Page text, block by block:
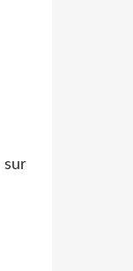
sur